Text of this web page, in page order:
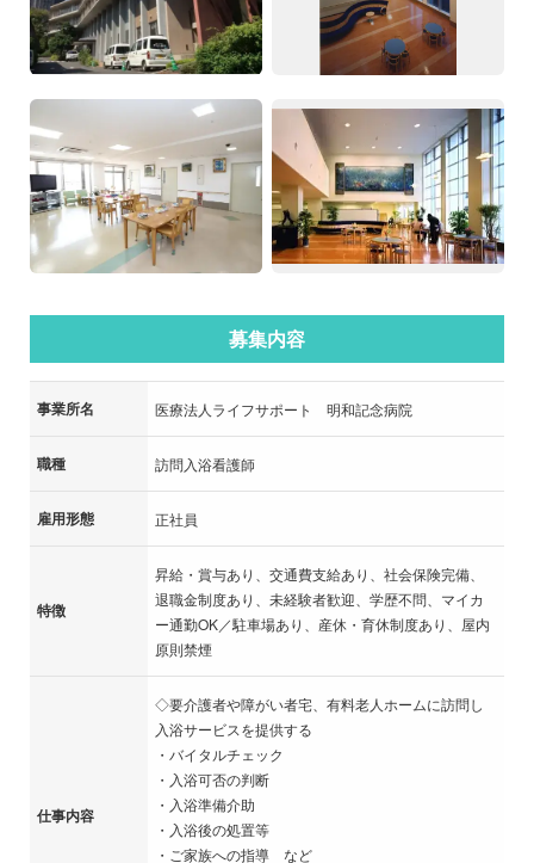
募集内容
事業所名 医療法人ライフサポート 明和記念病院
職種 訪問入浴看護師
雇用形態 正社員
特徴
昇給・賞与あり、交通費支給あり、社会保険完備、
退職金制度あり、未経験者歓迎、学歴不問、マイカ
ー通勤OK／駐車場あり、産休・育休制度あり、屋内
原則禁煙
仕事内容
◇要介護者や障がい者宅、有料老人ホームに訪問し
入浴サービスを提供する
・バイタルチェック
・入浴可否の判断
・入浴準備介助
・入浴後の処置等
・ご家族への指導 など